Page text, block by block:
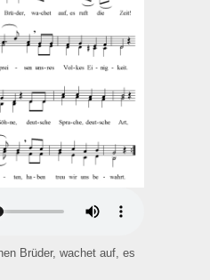
Brüder, wachet auf, es